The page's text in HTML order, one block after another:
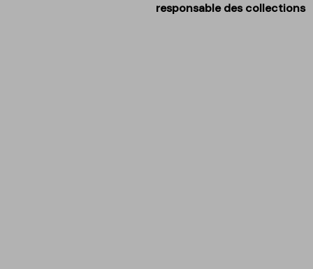
responsable des collections